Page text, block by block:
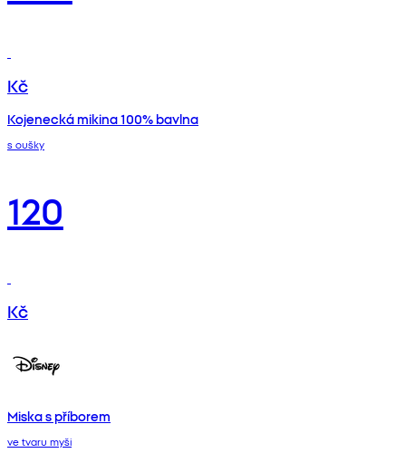
Kč
Kojenecká mikina 100% bavlna
s oušky
120
Kč
Miska s příborem
ve tvaru myši